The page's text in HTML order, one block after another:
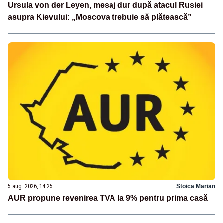
Ursula von der Leyen, mesaj dur după atacul Rusiei
asupra Kievului: „Moscova trebuie să plătească”
5 aug. 2026, 14:25 Stoica Marian
AUR propune revenirea TVA la 9% pentru prima casă